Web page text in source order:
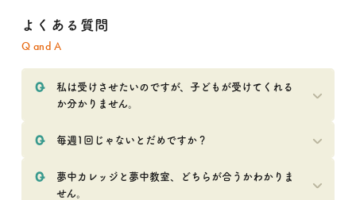
よくある質問
Q and A
私は受けさせたいのですが、子どもが受けてくれる
か分かりません。
毎週1回じゃないとだめですか？
夢中カレッジと夢中教室、どちらが合うかわかりま
せん。